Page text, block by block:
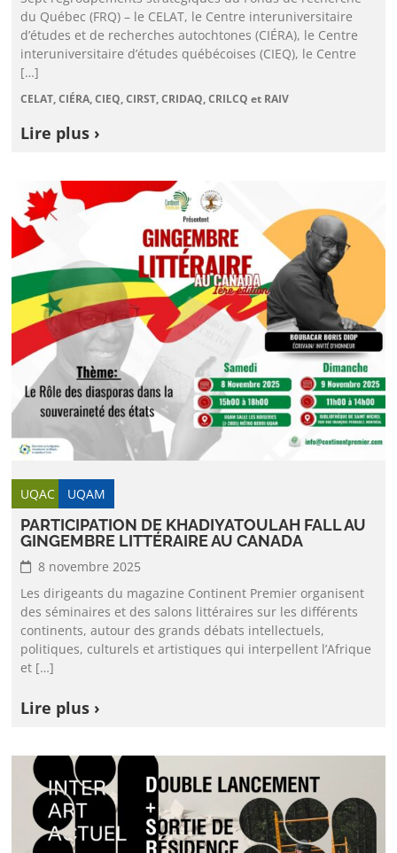
du Québec (FRQ) – le CELAT, le Centre interuniversitaire
d’études et de recherches autochtones (CIÉRA), le Centre
interuniversitaire d’études québécoises (CIEQ), le Centre
[…]
CELAT, CIÉRA, CIEQ, CIRST, CRIDAQ, CRILCQ et RAIV
Lire plus ›
UQAC UQAM
PARTICIPATION DE KHADIYATOULAH FALL AU
GINGEMBRE LITTÉRAIRE AU CANADA
8 novembre 2025
Les dirigeants du magazine Continent Premier organisent
des séminaires et des salons littéraires sur les différents
continents, autour des grands débats intellectuels,
politiques, culturels et artistiques qui interpellent l’Afrique
et […]
Lire plus ›